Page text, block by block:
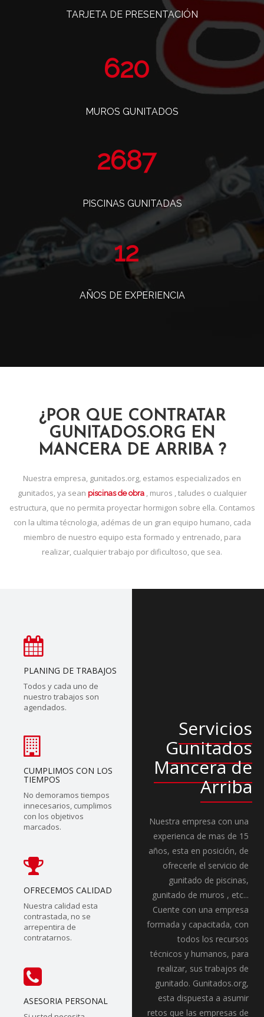
TARJETA DE PRESENTACIÓN
760
MUROS GUNITADOS
3296
PISCINAS GUNITADAS
14
AÑOS DE EXPERIENCIA
¿POR QUE CONTRATAR
GUNITADOS.ORG EN
MANCERA DE ARRIBA ?
Nuestra empresa, gunitados.org, estamos especializados en
gunitados, ya sean piscinas de obra, muros , taludes o cualquier
estructura, que no permita proyectar hormigon sobre ella. Contamos
con la ultima técnologia, adémas de un gran equipo humano, cada
miembro de nuestro equipo esta formado y entrenado, para
realizar, cualquier trabajo por dificultoso, que sea.
PLANING DE TRABAJOS
Todos y cada uno de
nuestro trabajos son
agendados.
CUMPLIMOS CON LOS
TIEMPOS
No demoramos tiempos
innecesarios, cumplimos
con los objetivos
marcados.
OFRECEMOS CALIDAD
Nuestra calidad esta
contrastada, no se
arrepentira de
contratarnos.
ASESORIA PERSONAL
Servicios
Gunitados
Mancera de
Arriba
Nuestra empresa con una
experienca de mas de 15
años, esta en posición, de
ofrecerle el servicio de
gunitado de piscinas,
gunitado de muros , etc...
Cuente con una empresa
formada y capacitada, con
todos los recursos
técnicos y humanos, para
realizar, sus trabajos de
gunitado. Gunitados.org,
esta dispuesta a asumir
retos que las empresas de